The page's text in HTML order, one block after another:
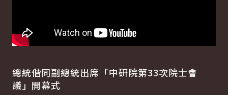
總統偕同副總統出席「中研院第33次院士會
議」開幕式